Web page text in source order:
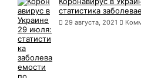
статистика
29 августа, 2021